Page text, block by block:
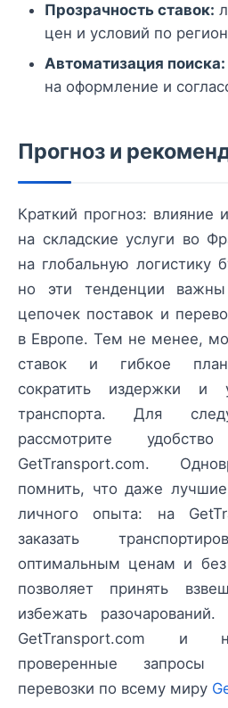
Прозрачность ставок:
цен и условий по
Автоматизация поиска:
на оформление и
Прогноз и
Краткий прогноз: влияние
на складские услуги во
на глобальную логистику
но эти тенденции
цепочек поставок и
в Европе. Тем не менее,
ставок и гибкое
сократить издержки и
транспорта. Для
рассмотрите
GetTransport.com.
помнить, что даже
личного опыта: на
заказать
оптимальным ценам и без
позволяет принять
избежать
GetTransport.com и
проверенные запросы
перевозки по всему миру